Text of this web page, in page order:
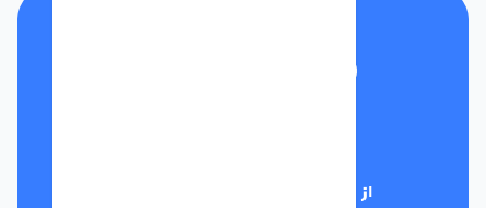
از تخفیف‌های فروشگاه با خبر شوید